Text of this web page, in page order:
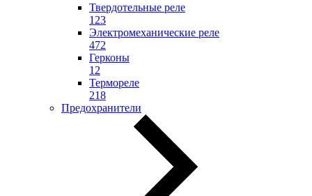
Твердотельные реле
123
Электромеханические реле
472
Герконы
12
Термореле
218
Предохранители